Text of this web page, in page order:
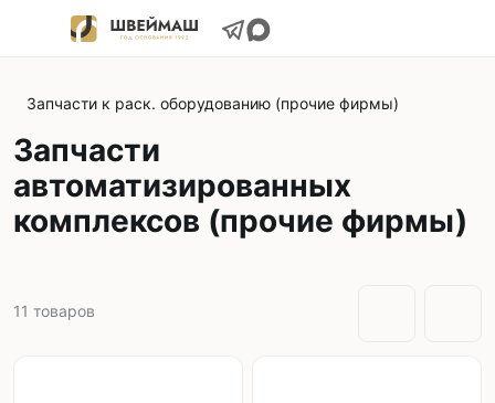
Запчасти к раск. оборудованию (прочие фирмы)
Запчасти
автоматизированных
комплексов (прочие фирмы)
11 товаров